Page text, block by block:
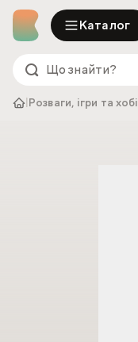
Каталог
Розваги, ігри та хобі